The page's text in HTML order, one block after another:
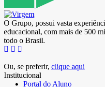
O Grupo, possui vasta
educacional, com mais de 500
todo o Brasil.
Ou, se preferir, clique aqui
Institucional
Portal do Aluno